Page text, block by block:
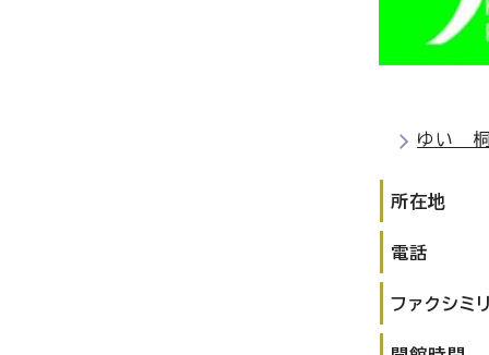
ゆい 桐
所在地
電話
ファクシミ